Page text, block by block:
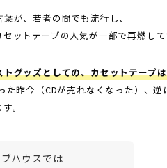
が、若者の間でも流行し、
ットテープの人気が一部で再燃して
トグッズとしての、カセットテープ
た昨今（CDが売れなくなった）、
。
ハウスでは